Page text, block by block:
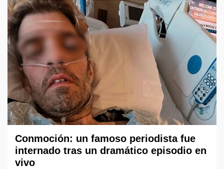
Conmoción: un famoso periodista fue
internado tras un dramático episodio en
vivo